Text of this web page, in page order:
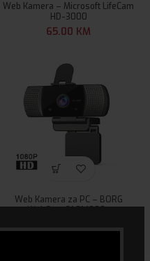
Web Kamera – Microsoft LifeCam
HD-3000
65.00 KM
Web Kamera za PC – BORG
WebCam CA01 1080p